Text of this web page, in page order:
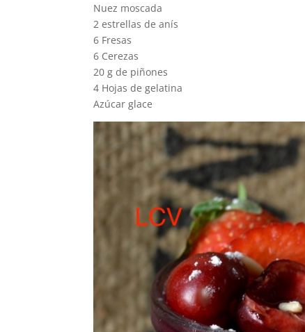
Nuez moscada
2 estrellas de anís
6 Fresas
6 Cerezas
20 g de piñones
4 Hojas de gelatina
Azúcar glace